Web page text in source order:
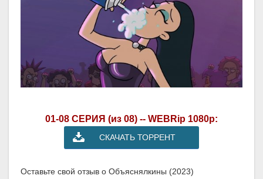
01-08 СЕРИЯ (из 08) -- WEBRip 1080p:
СКАЧАТЬ ТОРРЕНТ
Оставьте свой отзыв о Объяснялкины (2023)